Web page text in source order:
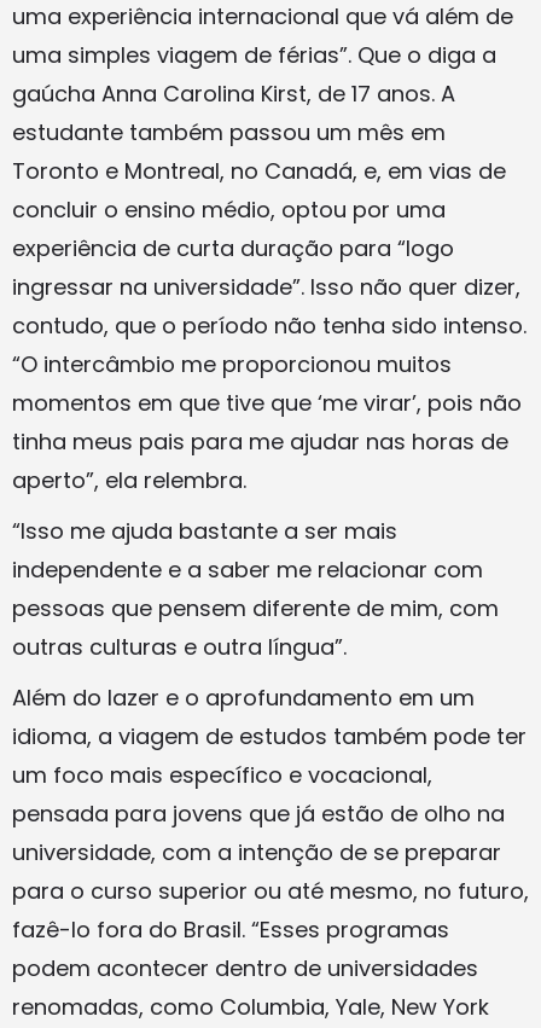
uma experiência internacional que vá além de
uma simples viagem de férias”. Que o diga a
gaúcha Anna Carolina Kirst, de 17 anos. A
estudante também passou um mês em
Toronto e Montreal, no Canadá, e, em vias de
concluir o ensino médio, optou por uma
experiência de curta duração para “logo
ingressar na universidade”. Isso não quer dizer,
contudo, que o período não tenha sido intenso.
“O intercâmbio me proporcionou muitos
momentos em que tive que ‘me virar’, pois não
tinha meus pais para me ajudar nas horas de
aperto”, ela relembra.
“Isso me ajuda bastante a ser mais
independente e a saber me relacionar com
pessoas que pensem diferente de mim, com
outras culturas e outra língua”.
Além do lazer e o aprofundamento em um
idioma, a viagem de estudos também pode ter
um foco mais específico e vocacional,
pensada para jovens que já estão de olho na
universidade, com a intenção de se preparar
para o curso superior ou até mesmo, no futuro,
fazê-lo fora do Brasil. “Esses programas
podem acontecer dentro de universidades
renomadas, como Columbia, Yale, New York